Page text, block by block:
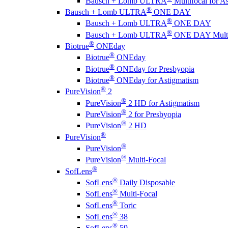
Bausch + Lomb ULTRA® ONE DAY
Bausch + Lomb ULTRA® ONE DAY
Bausch + Lomb ULTRA® ONE DAY
Biotrue® ONEday
Biotrue® ONEday
Biotrue® ONEday for Presbyopia
Biotrue® ONEday for Astigmatism
PureVision® 2
PureVision® 2 HD for Astigmatism
PureVision® 2 for Presbyopia
PureVision® 2 HD
PureVision®
PureVision®
PureVision® Multi-Focal
SofLens®
SofLens® Daily Disposable
SofLens® Multi-Focal
SofLens® Toric
SofLens® 38
®